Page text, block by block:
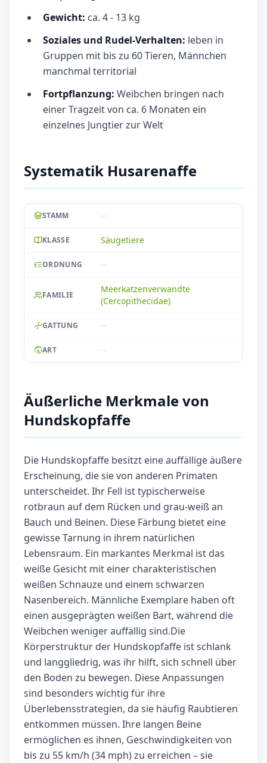
Gewicht: ca. 4 - 13 kg
Soziales und Rudel-Verhalten: leben in
Gruppen mit bis zu 60 Tieren, Männchen
manchmal territorial
Fortpflanzung: Weibchen bringen nach
einer Tragzeit von ca. 6 Monaten ein
einzelnes Jungtier zur Welt
Systematik Husarenaffe
STAMM --
KLASSE Säugetiere
ORDNUNG --
FAMILIE
Meerkatzenverwandte
(Cercopithecidae)
GATTUNG --
ART --
Äußerliche Merkmale von
Hundskopfaffe
Die Hundskopfaffe besitzt eine auffällige äußere
Erscheinung, die sie von anderen Primaten
unterscheidet. Ihr Fell ist typischerweise
rotbraun auf dem Rücken und grau-weiß an
Bauch und Beinen. Diese Färbung bietet eine
gewisse Tarnung in ihrem natürlichen
Lebensraum. Ein markantes Merkmal ist das
weiße Gesicht mit einer charakteristischen
weißen Schnauze und einem schwarzen
Nasenbereich. Männliche Exemplare haben oft
einen ausgeprägten weißen Bart, während die
Weibchen weniger auffällig sind.Die
Körperstruktur der Hundskopfaffe ist schlank
und langgliedrig, was ihr hilft, sich schnell über
den Boden zu bewegen. Diese Anpassungen
sind besonders wichtig für ihre
Überlebensstrategien, da sie häufig Raubtieren
entkommen müssen. Ihre langen Beine
ermöglichen es ihnen, Geschwindigkeiten von
bis zu 55 km/h (34 mph) zu erreichen – sie